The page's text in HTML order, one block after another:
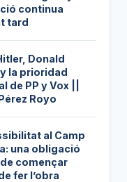
continua
tard
Donald
la prioridad
de PP y Vox ||
Royo
al Camp
una obligació
començar
fer l’obra